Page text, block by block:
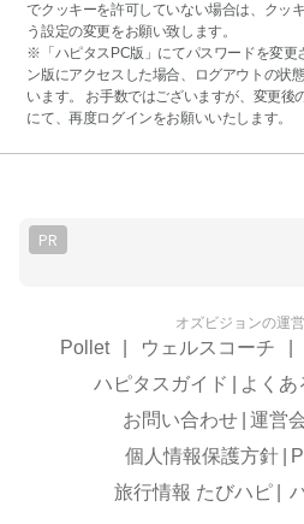
でクッキーを許可していない場合は、クッ
う設定の変更をお願い致します。
※「ハピタスPC版」にてパスワードを変更
ン版にアクセスした場合、ログアウトの状
います。 お手数ではございますが、変更後
にて、再度ログインをお願いいたします。
PR
オズビジョンの運
Pollet ウェルスコーチ
ハピタスガイド
よくあ
お問い合わせ 運営
個人情報保護方針
旅行情報 たびハピ